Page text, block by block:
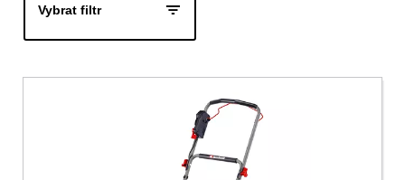
Vybrat filtr